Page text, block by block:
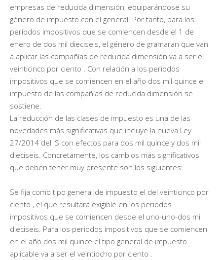
empresas de reducida dimensión, equiparándose su
género de impuesto con el general. Por tanto, para los
periodos impositivos que se comiencen desde el 1 de
enero de dos mil dieciseis, el género de gramaran que van
a aplicar las compañías de reducida dimensión va a ser el
veinticinco por ciento . Con relación a los periodos
impositivos que se comiencen en el año dos mil quince el
impuesto de las compañías de reducida dimensión se
sostiene.
La reducción de las clases de impuesto es una de las
novedades más significativas que incluye la nueva Ley
27/2014 del IS con efectos para dos mil quince y dos mil
dieciseis. Concretamente, los cambios más significativos
que deben tener muy presente son los siguientes:
Se fija como tipo general de impuesto el del veinticinco por
ciento , el que resultará exigible en los periodos
impositivos que se comiencen desde el uno-uno-dos mil
dieciseis. Para los periodos impositivos que se comiencen
en el año dos mil quince el tipo general de impuesto
aplicable va a ser el veintiocho por ciento .